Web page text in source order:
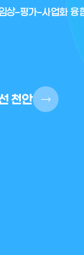
상–평가–사업화 융
천안